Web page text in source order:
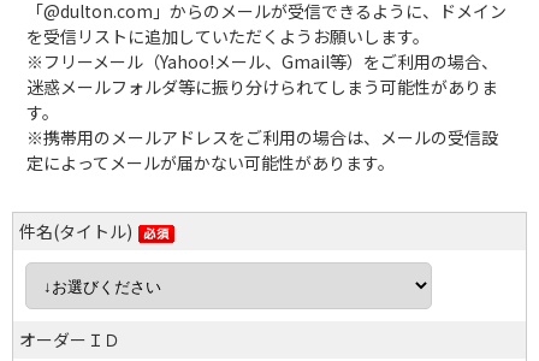
「@dulton.com」からのメールが受信できるように、ドメイン
を受信リストに追加していただくようお願いします。
※フリーメール（Yahoo!メール、Gmail等）をご利用の場合、
迷惑メールフォルダ等に振り分けられてしまう可能性がありま
す。
※携帯用のメールアドレスをご利用の場合は、メールの受信設
定によってメールが届かない可能性があります。
件名(タイトル)
オーダーＩＤ